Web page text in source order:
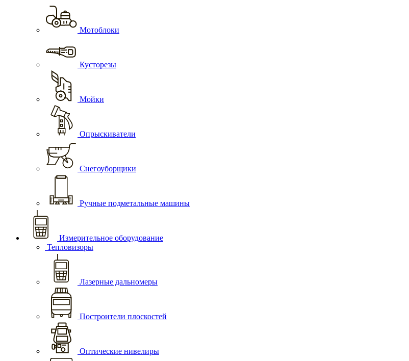
Мотоблоки
Кусторезы
Мойки
Опрыскиватели
Снегоуборщики
Ручные подметальные машины
Измерительное оборудование
Тепловизоры
Лазерные дальномеры
Построители плоскостей
Оптические нивелиры